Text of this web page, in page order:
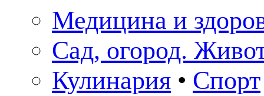
Медицина и
Сад, огород.
Кулинария • Спорт